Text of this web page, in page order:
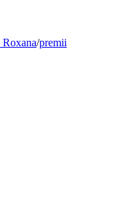
/premii